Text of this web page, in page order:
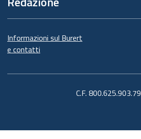
Informazioni sul Burert
e contatti
C.F. 800.625.903.79